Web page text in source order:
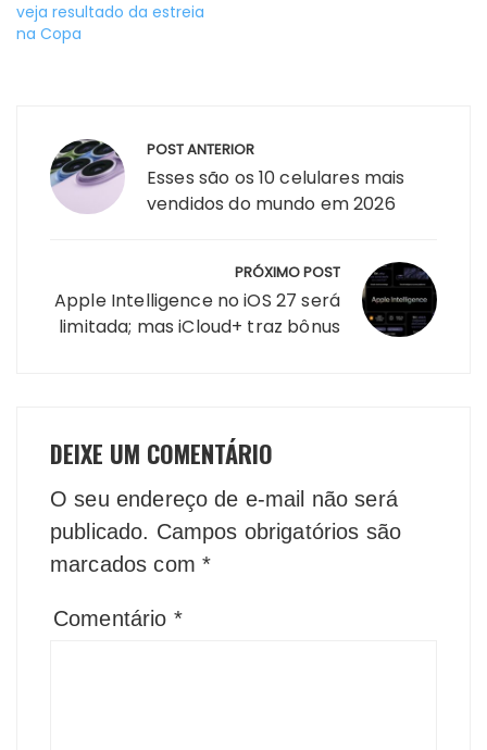
veja resultado da estreia
na Copa
de
Post
POST ANTERIOR
Esses são os 10 celulares mais
vendidos do mundo em 2026
PRÓXIMO POST
Apple Intelligence no iOS 27 será
limitada; mas iCloud+ traz bônus
DEIXE UM COMENTÁRIO
O seu endereço de e-mail não será
publicado. Campos obrigatórios são
marcados com *
Comentário *